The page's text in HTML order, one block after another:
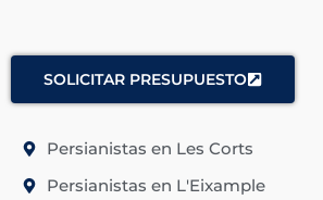
SOLICITAR PRESUPUESTO
Persianistas en Les Corts
Persianistas en L'Eixample